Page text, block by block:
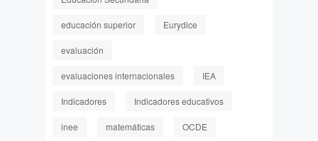
educación superior Eurydice
evaluación
evaluaciones internacionales IEA
Indicadores Indicadores educativos
inee matemáticas OCDE